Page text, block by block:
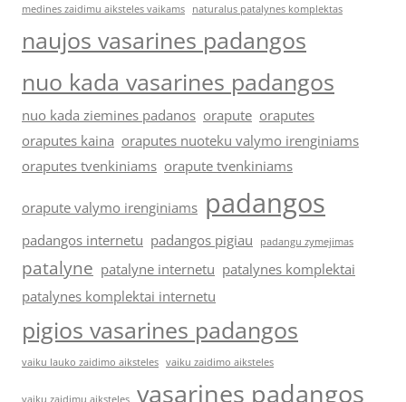
medines zaidimu aiksteles vaikams
naturalus patalynes komplektas
naujos vasarines padangos
nuo kada vasarines padangos
nuo kada ziemines padanos orapute oraputes
oraputes kaina oraputes nuoteku valymo irenginiams
oraputes tvenkiniams orapute tvenkiniams
orapute valymo irenginiams padangos
padangos internetu padangos pigiau padangu zymejimas
patalyne patalyne internetu patalynes komplektai
patalynes komplektai internetu
pigios vasarines padangos
vaiku lauko zaidimo aiksteles vaiku zaidimo aiksteles
vaiku zaidimu aiksteles vasarines padangos